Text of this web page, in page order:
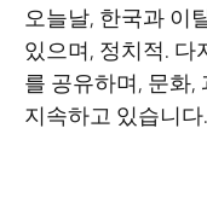
오늘날, 한국과 이
있으며, 정치적. 다
를 공유하며, 문화,
지속하고 있습니다.